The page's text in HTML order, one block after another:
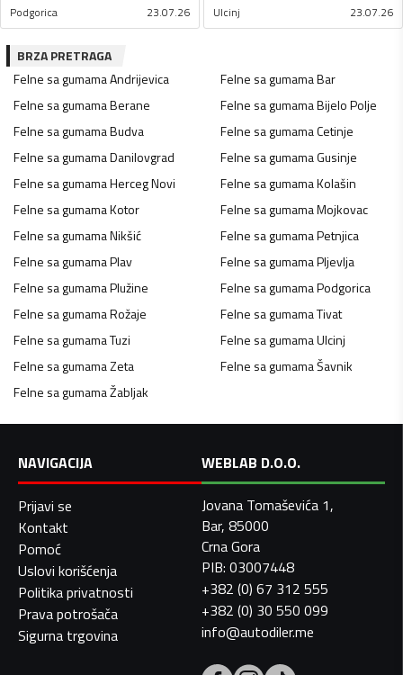
Podgorica 23.07.26 Ulcinj 23.07.26
BRZA PRETRAGA
Felne sa gumamaAndrijevica Felne sa gumamaBar
Felne sa gumamaBerane Felne sa gumamaBijelo Polje
Felne sa gumamaBudva Felne sa gumamaCetinje
Felne sa gumamaDanilovgrad Felne sa gumamaGusinje
Felne sa gumamaHerceg Novi Felne sa gumamaKolašin
Felne sa gumamaKotor Felne sa gumamaMojkovac
Felne sa gumamaNikšić Felne sa gumamaPetnjica
Felne sa gumamaPlav Felne sa gumamaPljevlja
Felne sa gumamaPlužine Felne sa gumamaPodgorica
Felne sa gumamaRožaje Felne sa gumamaTivat
Felne sa gumamaTuzi Felne sa gumamaUlcinj
Felne sa gumamaZeta Felne sa gumamaŠavnik
Felne sa gumamaŽabljak
NAVIGACIJA
Prijavi se
Kontakt
Pomoć
Uslovi korišćenja
Politika privatnosti
Prava potrošača
Sigurna trgovina
WEBLAB D.O.O.
Jovana Tomaševića 1,
Bar, 85000
Crna Gora
PIB: 03007448
+382 (0) 67 312 555
+382 (0) 30 550 099
info@autodiler.me